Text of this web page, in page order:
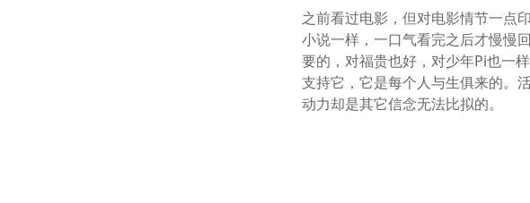
之前看过电影，但对电影情节一点
小说一样，一口气看完之后才慢慢
要的，对福贵也好，对少年Pi也一
支持它，它是每个人与生俱来的。
动力却是其它信念无法比拟的。